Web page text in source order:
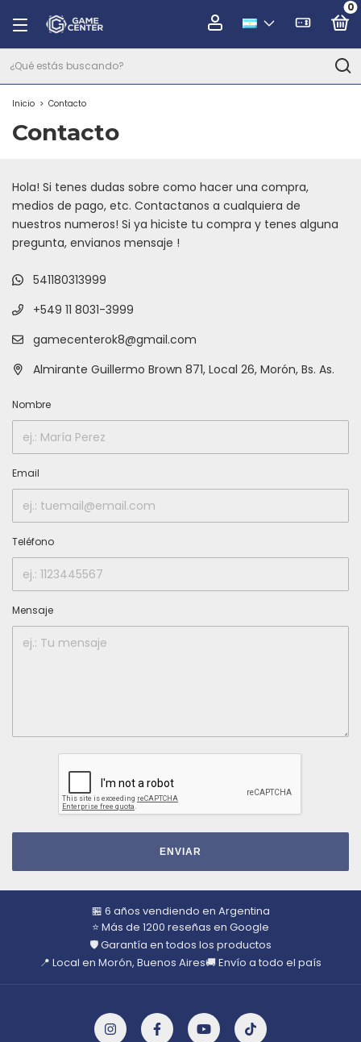
0
Inicio > Contacto
Contacto
Hola! Si tenes dudas sobre como hacer una compra,
medios de pago, etc. Contactanos a cualquiera de
nuestros numeros! Si ya hiciste tu compra y tenes alguna
pregunta, envianos mensaje !
541180313999
+549 11 8031-3999
gamecenterok8@gmail.com
Almirante Guillermo Brown 871, Local 26, Morón, Bs. As.
Nombre
Email
Teléfono
Mensaje
ENVIAR
🏪 6 años vendiendo en Argentina
⭐ Más de 1200 reseñas en Google
🛡️ Garantía en todos los productos
📍 Local en Morón, Buenos Aires🚚 Envío a todo el país